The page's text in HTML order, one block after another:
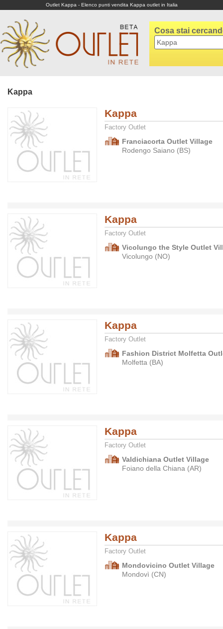
Outlet Kappa - Elenco punti vendita Kappa outlet in Italia
Cosa stai
Kappa
Kappa
Factory Outlet
Franciacorta Outlet Village
Rodengo Saiano (BS)
Kappa
Factory Outlet
Vicolungo the Style Outlet
Vicolungo (NO)
Kappa
Factory Outlet
Fashion District Molfetta
Molfetta (BA)
Kappa
Factory Outlet
Valdichiana Outlet Village
Foiano della Chiana (AR)
Kappa
Factory Outlet
Mondovicino Outlet Village
Mondovì (CN)